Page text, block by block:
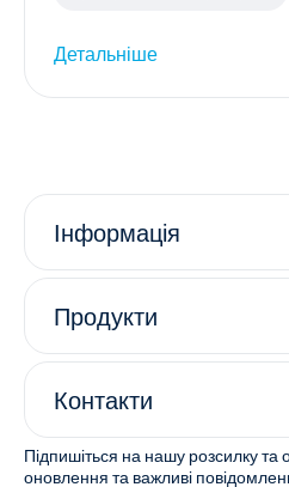
Детальніше
Інформація
Продукти
Контакти
Підпишіться на нашу розсилку
оновлення та важливі